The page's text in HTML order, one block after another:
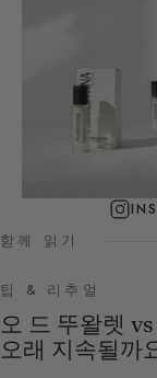
함께 읽기
팁 & 리추얼
오 드 뚜왈렛
오래 지속될까